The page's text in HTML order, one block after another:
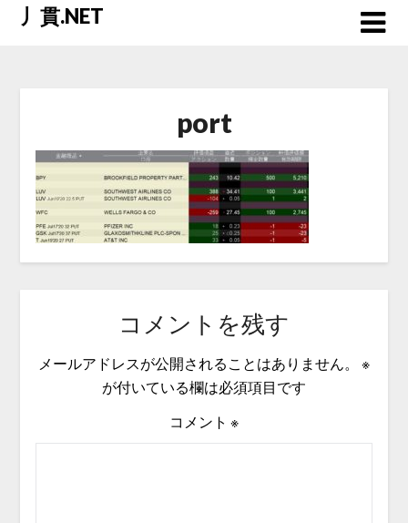
Skip丿貫.NET
port
コメントを残す
メールアドレスが公開されることはありません。
※
が付いている欄は必須項目です
コメント ※